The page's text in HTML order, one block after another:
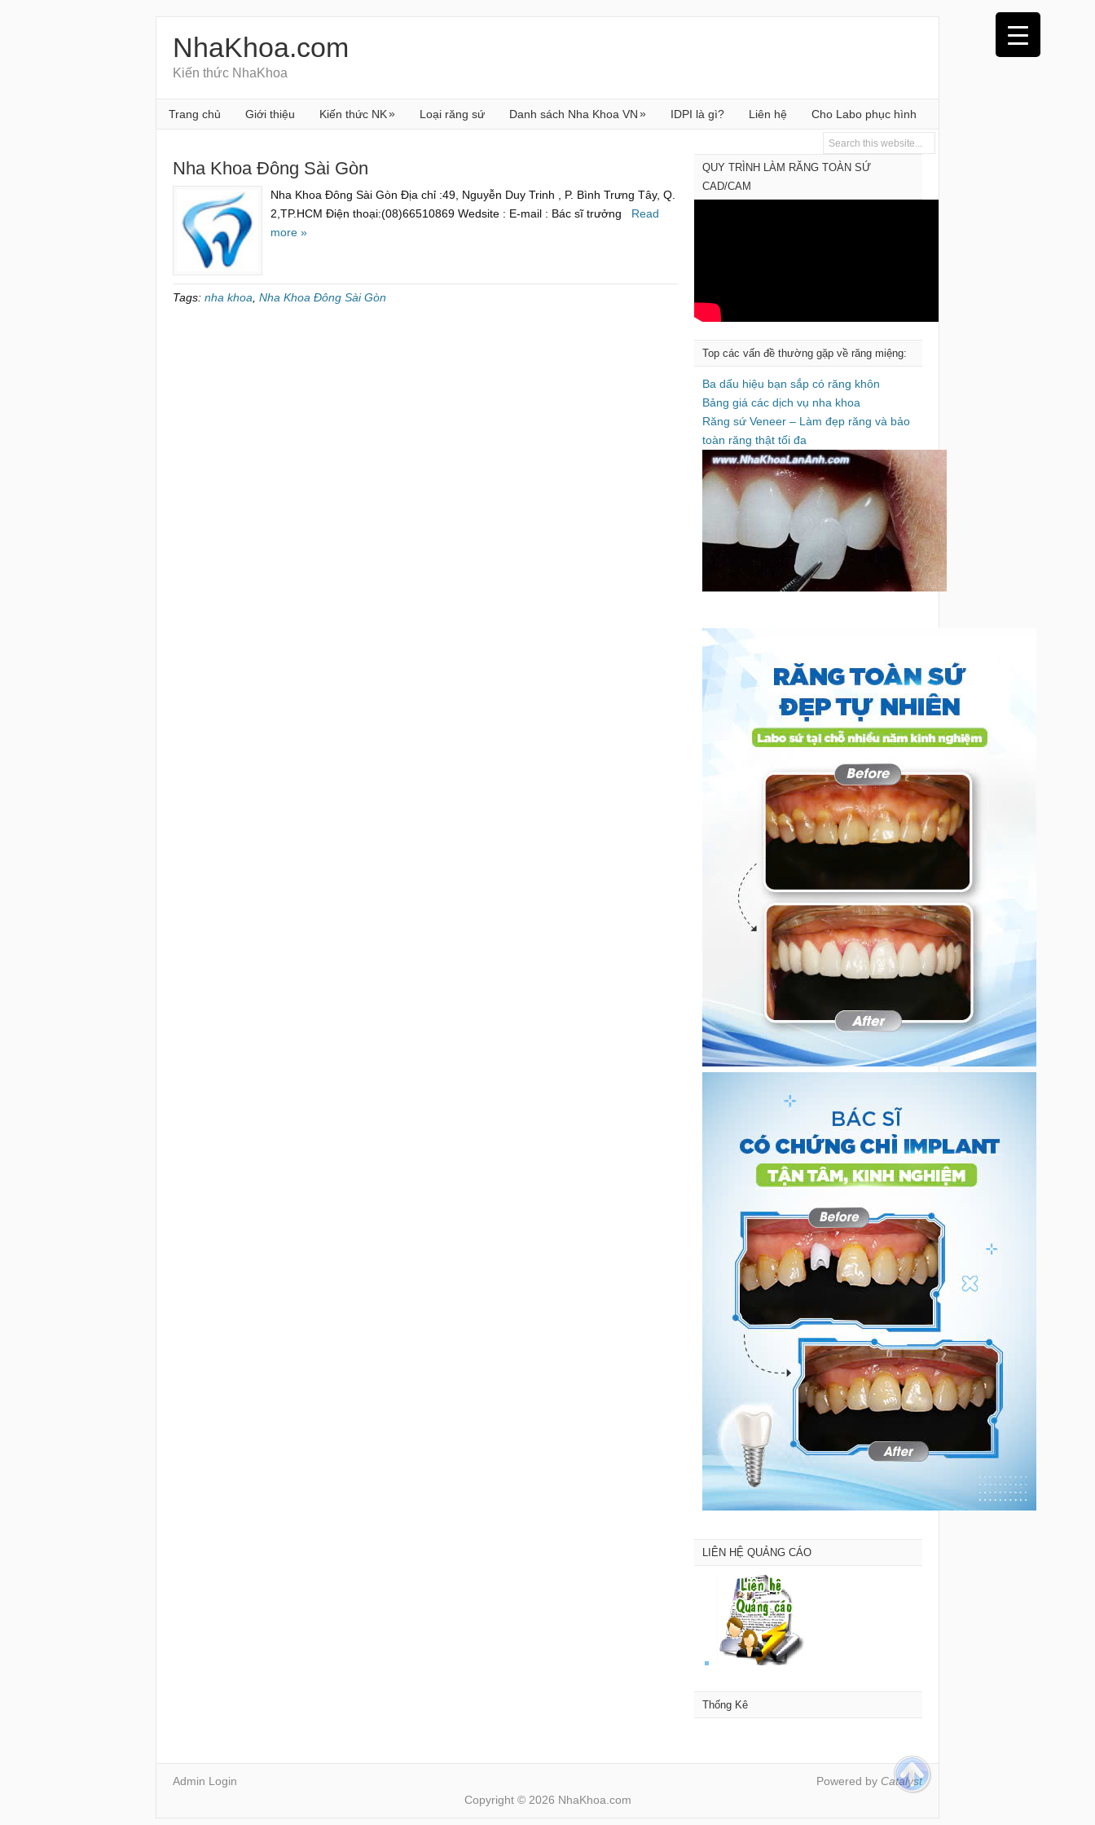
NhaKhoa.com
Kiến thức NhaKhoa
Trang chủ Giới thiệu Kiến thức NK» Loại răng sứ Danh sách Nha Khoa VN» IDPI là gì? Liên hệ Cho Labo phục hình
Nha Khoa Đông Sài Gòn
Nha Khoa Đông Sài Gòn Địa chỉ :49, Nguyễn Duy Trinh , P. Bình Trưng Tây, Q.
2,TP.HCM Điện thoại:(08)66510869 Wedsite : E-mail : Bác sĩ trưởng Read
more »
Tags: nha khoa Nha Khoa Đông Sài Gòn
QUY TRÌNH LÀM RĂNG TOÀN SỨ
CAD/CAM
Top các vấn đề thường gặp về răng miệng:
Ba dấu hiệu bạn sắp có răng khôn
Bảng giá các dịch vụ nha khoa
Răng sứ Veneer – Làm đẹp răng và bảo
toàn răng thật tối đa
LIÊN HỆ QUẢNG CÁO
Thống Kê
Admin Login Powered by Catalyst
Copyright © 2026 NhaKhoa.com